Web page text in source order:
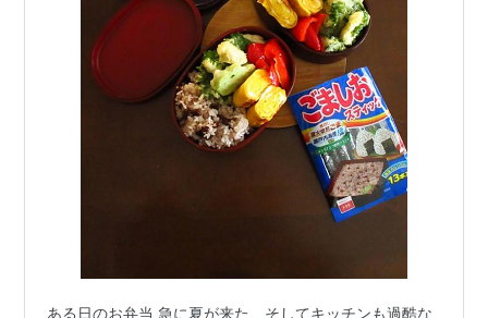
ある日のお弁当 急に夏が来た、そしてキッチンも過酷な